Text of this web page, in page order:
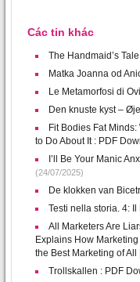
Các tin khác
The Handmaid’s
Matka Joanna od
Le Metamorfosi di
Den knuste kyst –
Fit Bodies Fat
to Do About It : PDF
I’ll Be Your Manic
(24/07/2025)
De klokken van
Testi nella storia. 4:
All Marketers Are
Explains How
the Best Marketing of All
Trollskallen : PDF